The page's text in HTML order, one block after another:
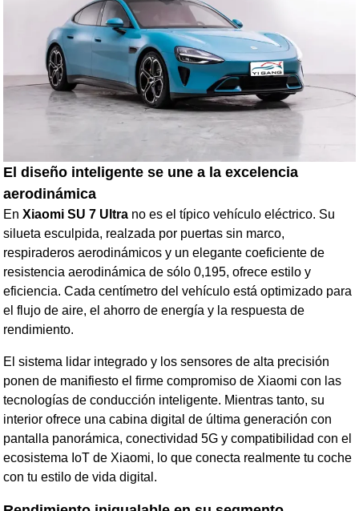
El diseño inteligente se une a la excelencia
aerodinámica
EnXiaomi SU 7 Ultra no es el típico vehículo eléctrico. Su
silueta esculpida, realzada por puertas sin marco,
respiraderos aerodinámicos y un elegante coeficiente de
resistencia aerodinámica de sólo 0,195, ofrece estilo y
eficiencia. Cada centímetro del vehículo está optimizado para
el flujo de aire, el ahorro de energía y la respuesta de
rendimiento.
El sistema lidar integrado y los sensores de alta precisión
ponen de manifiesto el firme compromiso de Xiaomi con las
tecnologías de conducción inteligente. Mientras tanto, su
interior ofrece una cabina digital de última generación con
pantalla panorámica, conectividad 5G y compatibilidad con el
ecosistema IoT de Xiaomi, lo que conecta realmente tu coche
con tu estilo de vida digital.